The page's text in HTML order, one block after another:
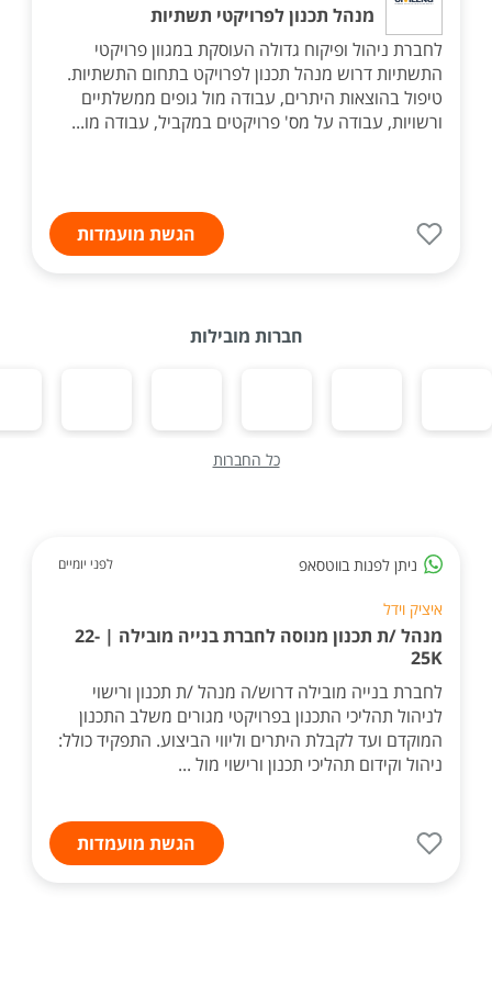
מנהל תכנון לפרויקטי תשתיות
לחברת ניהול ופיקוח גדולה העוסקת במגוון פרויקטי
התשתיות דרוש מנהל תכנון לפרויקט בתחום התשתיות.
טיפול בהוצאות היתרים, עבודה מול גופים ממשלתיים
ורשויות, עבודה על מס' פרויקטים במקביל, עבודה מו...
הגשת מועמדות
חברות מובילות
כל החברות
ניתן לפנות בווטסאפ לפני יומיים
איציק וידל
מנהל /ת תכנון מנוסה לחברת בנייה מובילה | 22-
25K
לחברת בנייה מובילה דרוש/ה מנהל /ת תכנון ורישוי
לניהול תהליכי התכנון בפרויקטי מגורים משלב התכנון
המוקדם ועד לקבלת היתרים וליווי הביצוע. התפקיד כולל:
ניהול וקידום תהליכי תכנון ורישוי מול ...
הגשת מועמדות